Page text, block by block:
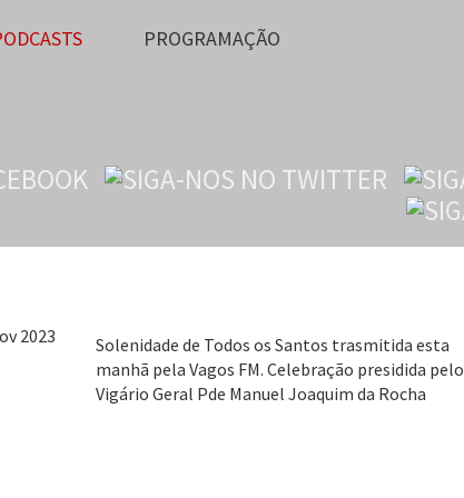
PROGRAMAÇÃO
Santos 01 nov 2023
Solenidade de Todos os Santos trasmitida esta
manhã pela Vagos FM. Celebração presidida pelo
Vigário Geral Pde Manuel Joaquim da Rocha